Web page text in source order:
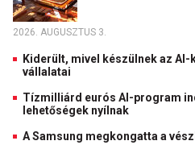
2026. AUGUSZTUS 3.
Kiderült, mivel készülnek az
vállalatai
Tízmilliárd eurós AI-program
lehetőségek nyílnak
A Samsung megkongatta a